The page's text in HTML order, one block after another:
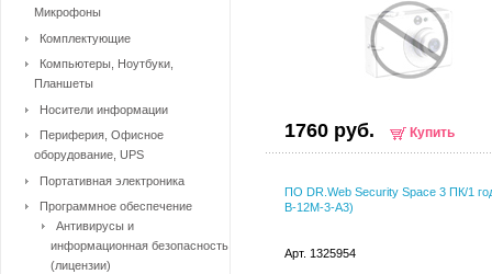
1760 руб. Купить
ПО DR.Web Security Space 3 ПК/1
B-12M-3-A3)
Арт. 1325954
Микрофоны
Комплектующие
Компьютеры, Ноутбуки,
Планшеты
Носители информации
Периферия, Офисное
оборудование, UPS
Портативная электроника
Программное обеспечение
Антивирусы и
информационная безопасность
(лицензии)